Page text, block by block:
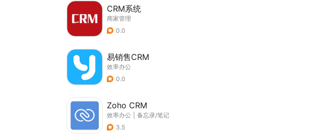
CRM系统
商家管理
0.0
易销售CRM
效率办公
0.0
Zoho CRM
效率办公
备忘录/笔记
3.5